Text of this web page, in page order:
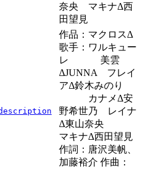
奈央 マキナΔ西
田望見
作品：マクロスΔ
歌手：ワルキュー
レ 美雲
ΔJUNNA フレイ
アΔ鈴木みのり
カナメΔ安
野希世乃 レイナ
Δ東山奈央
マキナΔ西田望見
作詞：唐沢美帆、
加藤裕介 作曲：